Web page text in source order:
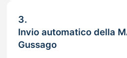
3.
Invio automatico della
Gussago